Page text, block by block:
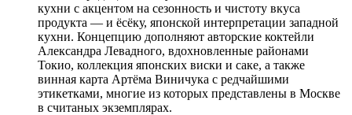
кухни с акцентом на сезонность и чистоту вкуса
продукта — и ёсёку, японской интерпретации западной
кухни. Концепцию дополняют авторские коктейли
Александра Левадного, вдохновленные районами
Токио, коллекция японских виски и саке, а также
винная карта Артёма Виничука с редчайшими
этикетками, многие из которых представлены в Москве
в считаных экземплярах.